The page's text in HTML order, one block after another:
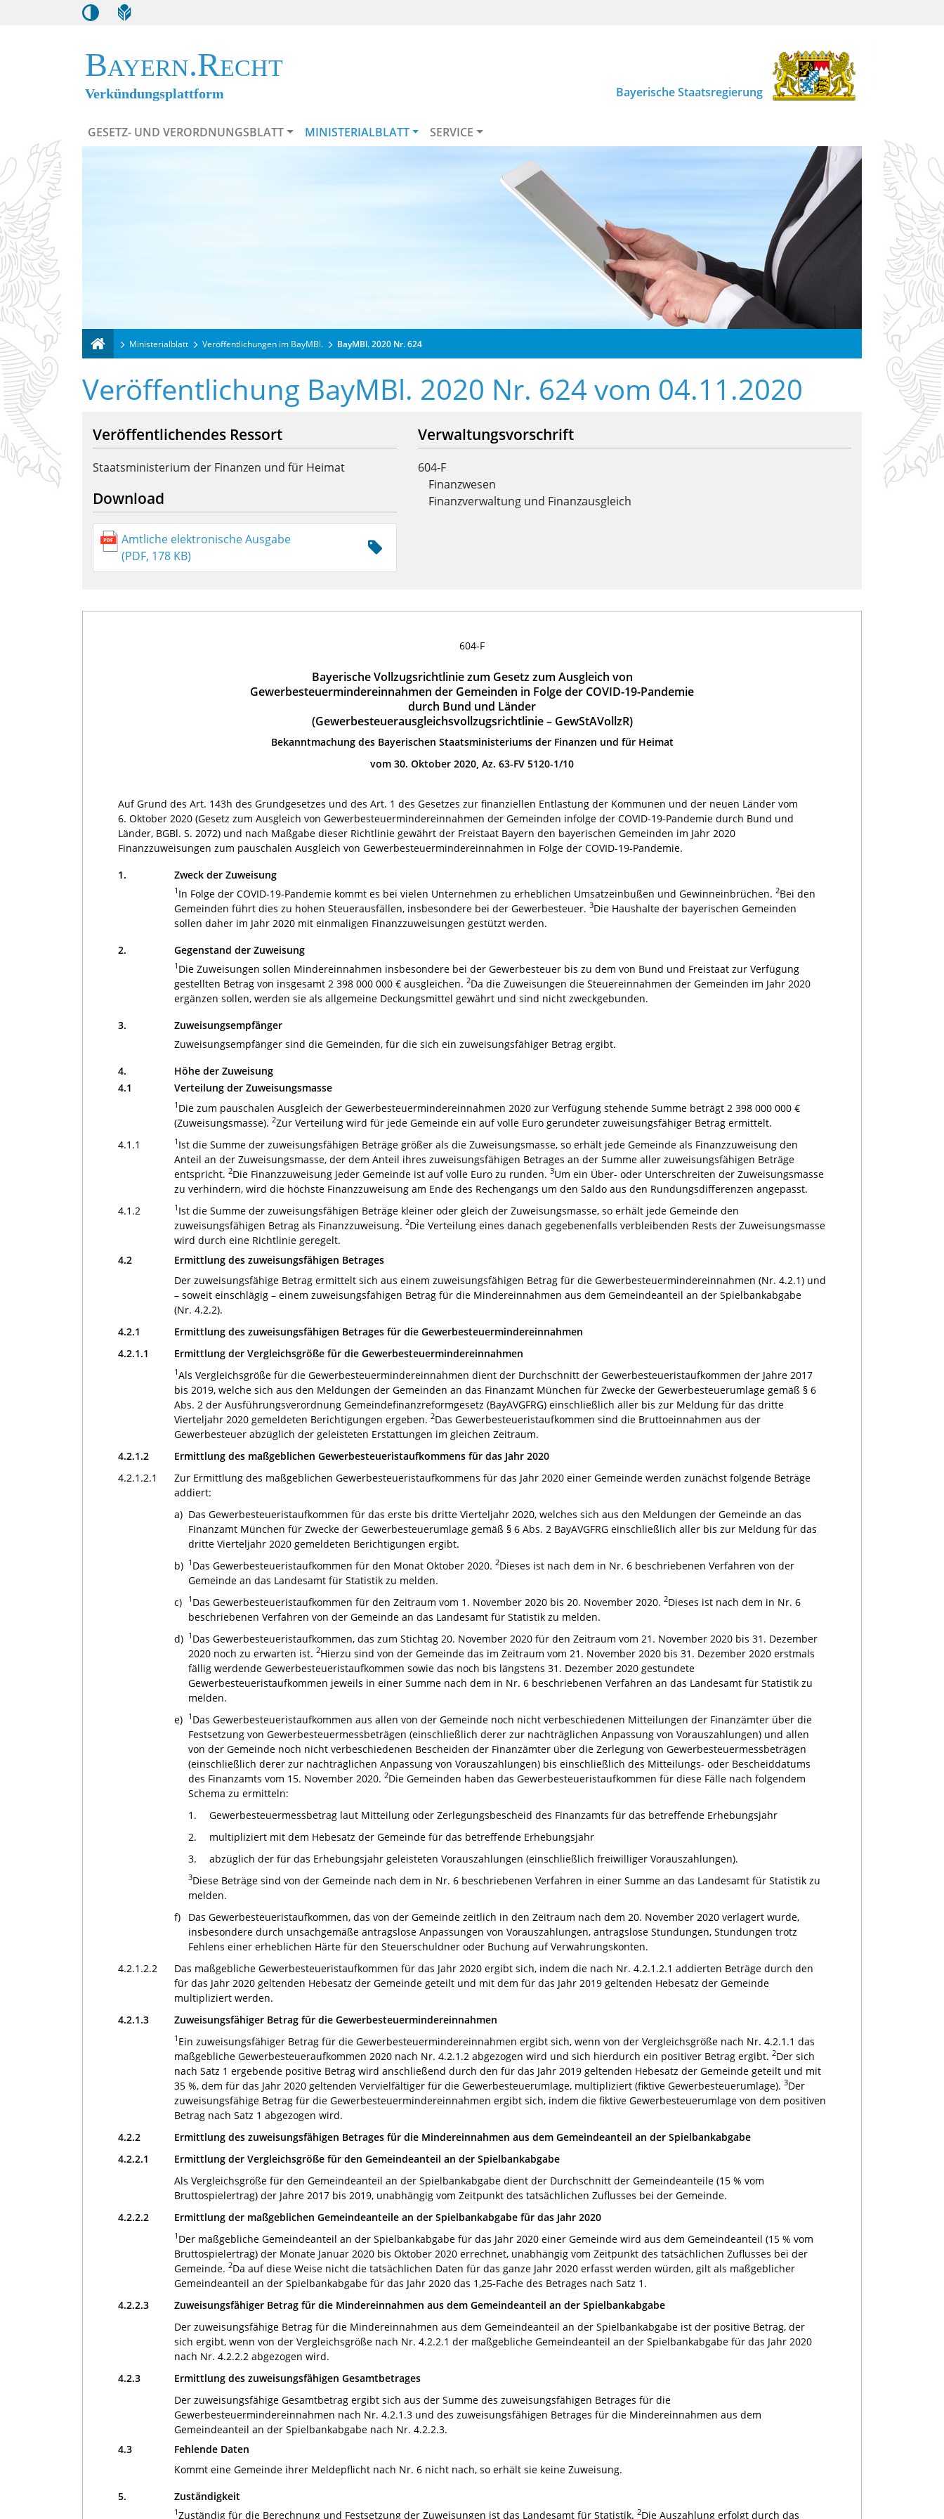
Bayern.Recht
Verkündungsplattform Bayerische Staatsregierung
GESETZ- UND VERORDNUNGSBLATT MINISTERIALBLATT SERVICE
Ministerialblatt Veröffentlichungen im BayMBl. BayMBl. 2020 Nr. 624
Veröffentlichung BayMBl. 2020 Nr. 624 vom 04.11.2020
Veröffentlichendes Ressort
Staatsministerium der Finanzen und für Heimat
Download
Amtliche elektronische Ausgabe
(PDF, 178 KB)
Verwaltungsvorschrift
604-F
Finanzwesen
Finanzverwaltung und Finanzausgleich
604-F
Bayerische Vollzugsrichtlinie zum Gesetz zum Ausgleich von
Gewerbesteuermindereinnahmen der Gemeinden in Folge der COVID-19-Pandemie
durch Bund und Länder
(Gewerbesteuerausgleichsvollzugsrichtlinie – GewStAVollzR)
Bekanntmachung des Bayerischen Staatsministeriums der Finanzen und für Heimat
vom 30. Oktober 2020, Az. 63-FV 5120-1/10
Auf Grund des Art. 143h des Grundgesetzes und des Art. 1 des Gesetzes zur finanziellen Entlastung der Kommunen und der neuen Länder vom
6. Oktober 2020 (Gesetz zum Ausgleich von Gewerbesteuermindereinnahmen der Gemeinden infolge der COVID-19-Pandemie durch Bund und
Länder, BGBl. S. 2072) und nach Maßgabe dieser Richtlinie gewährt der Freistaat Bayern den bayerischen Gemeinden im Jahr 2020
Finanzzuweisungen zum pauschalen Ausgleich von Gewerbesteuermindereinnahmen in Folge der COVID-19-Pandemie.
1.
Zweck der Zuweisung
1 In Folge der COVID-19-Pandemie kommt es bei vielen Unternehmen zu erheblichen Umsatzeinbußen und Gewinneinbrüchen. 2Bei den
Gemeinden führt dies zu hohen Steuerausfällen, insbesondere bei der Gewerbesteuer. 3Die Haushalte der bayerischen Gemeinden
sollen daher im Jahr 2020 mit einmaligen Finanzzuweisungen gestützt werden.
2.
Gegenstand der Zuweisung
1 Die Zuweisungen sollen Mindereinnahmen insbesondere bei der Gewerbesteuer bis zu dem von Bund und Freistaat zur Verfügung
gestellten Betrag von insgesamt 2 398 000 000 € ausgleichen. 2Da die Zuweisungen die Steuereinnahmen der Gemeinden im Jahr 2020
ergänzen sollen, werden sie als allgemeine Deckungsmittel gewährt und sind nicht zweckgebunden.
3.
Zuweisungsempfänger
Zuweisungsempfänger sind die Gemeinden, für die sich ein zuweisungsfähiger Betrag ergibt.
4.
Höhe der Zuweisung
4.1
Verteilung der Zuweisungsmasse
1 Die zum pauschalen Ausgleich der Gewerbesteuermindereinnahmen 2020 zur Verfügung stehende Summe beträgt 2 398 000 000 €
(Zuweisungsmasse). 2Zur Verteilung wird für jede Gemeinde ein auf volle Euro gerundeter zuweisungsfähiger Betrag ermittelt.
4.1.1
1 Ist die Summe der zuweisungsfähigen Beträge größer als die Zuweisungsmasse, so erhält jede Gemeinde als Finanzzuweisung den
Anteil an der Zuweisungsmasse, der dem Anteil ihres zuweisungsfähigen Betrages an der Summe aller zuweisungsfähigen Beträge
entspricht. 2Die Finanzzuweisung jeder Gemeinde ist auf volle Euro zu runden. 3Um ein Über- oder Unterschreiten der Zuweisungsmasse
zu verhindern, wird die höchste Finanzzuweisung am Ende des Rechengangs um den Saldo aus den Rundungsdifferenzen angepasst.
4.1.2
1 Ist die Summe der zuweisungsfähigen Beträge kleiner oder gleich der Zuweisungsmasse, so erhält jede Gemeinde den
zuweisungsfähigen Betrag als Finanzzuweisung. 2Die Verteilung eines danach gegebenenfalls verbleibenden Rests der Zuweisungsmasse
wird durch eine Richtlinie geregelt.
4.2
Ermittlung des zuweisungsfähigen Betrages
Der zuweisungsfähige Betrag ermittelt sich aus einem zuweisungsfähigen Betrag für die Gewerbesteuermindereinnahmen (Nr. 4.2.1) und
– soweit einschlägig – einem zuweisungsfähigen Betrag für die Mindereinnahmen aus dem Gemeindeanteil an der Spielbankabgabe
(Nr. 4.2.2).
4.2.1
Ermittlung des zuweisungsfähigen Betrages für die Gewerbesteuermindereinnahmen
4.2.1.1
Ermittlung der Vergleichsgröße für die Gewerbesteuermindereinnahmen
1Als Vergleichsgröße für die Gewerbesteuermindereinnahmen dient der Durchschnitt der Gewerbesteueristaufkommen der Jahre 2017
bis 2019, welche sich aus den Meldungen der Gemeinden an das Finanzamt München für Zwecke der Gewerbesteuerumlage gemäß § 6
Abs. 2 der Ausführungsverordnung Gemeindefinanzreformgesetz (BayAVGFRG) einschließlich aller bis zur Meldung für das dritte
Vierteljahr 2020 gemeldeten Berichtigungen ergeben. 2Das Gewerbesteueristaufkommen sind die Bruttoeinnahmen aus der
Gewerbesteuer abzüglich der geleisteten Erstattungen im gleichen Zeitraum.
4.2.1.2
Ermittlung des maßgeblichen Gewerbesteueristaufkommens für das Jahr 2020
4.2.1.2.1
Zur Ermittlung des maßgeblichen Gewerbesteueristaufkommens für das Jahr 2020 einer Gemeinde werden zunächst folgende Beträge
addiert:
a) Das Gewerbesteueristaufkommen für das erste bis dritte Vierteljahr 2020, welches sich aus den Meldungen der Gemeinde an das
Finanzamt München für Zwecke der Gewerbesteuerumlage gemäß § 6 Abs. 2 BayAVGFRG einschließlich aller bis zur Meldung für das
dritte Vierteljahr 2020 gemeldeten Berichtigungen ergibt.
b) 1 Das Gewerbesteueristaufkommen für den Monat Oktober 2020. 2Dieses ist nach dem in Nr. 6 beschriebenen Verfahren von der
Gemeinde an das Landesamt für Statistik zu melden.
c)
1 Das Gewerbesteueristaufkommen für den Zeitraum vom 1. November 2020 bis 20. November 2020. 2Dieses ist nach dem in Nr. 6
beschriebenen Verfahren von der Gemeinde an das Landesamt für Statistik zu melden.
d) 1 Das Gewerbesteueristaufkommen, das zum Stichtag 20. November 2020 für den Zeitraum vom 21. November 2020 bis 31. Dezember
2020 noch zu erwarten ist. 2Hierzu sind von der Gemeinde das im Zeitraum vom 21. November 2020 bis 31. Dezember 2020 erstmals
fällig werdende Gewerbesteueristaufkommen sowie das noch bis längstens 31. Dezember 2020 gestundete
Gewerbesteueristaufkommen jeweils in einer Summe nach dem in Nr. 6 beschriebenen Verfahren an das Landesamt für Statistik zu
melden.
e)
1 Das Gewerbesteueristaufkommen aus allen von der Gemeinde noch nicht verbeschiedenen Mitteilungen der Finanzämter über die
Festsetzung von Gewerbesteuermessbeträgen (einschließlich derer zur nachträglichen Anpassung von Vorauszahlungen) und allen
von der Gemeinde noch nicht verbeschiedenen Bescheiden der Finanzämter über die Zerlegung von Gewerbesteuermessbeträgen
(einschließlich derer zur nachträglichen Anpassung von Vorauszahlungen) bis einschließlich des Mitteilungs- oder Bescheiddatums
des Finanzamts vom 15. November 2020. 2Die Gemeinden haben das Gewerbesteueristaufkommen für diese Fälle nach folgendem
Schema zu ermitteln:
1.
Gewerbesteuermessbetrag laut Mitteilung oder Zerlegungsbescheid des Finanzamts für das betreffende Erhebungsjahr
2.
multipliziert mit dem Hebesatz der Gemeinde für das betreffende Erhebungsjahr
3.
abzüglich der für das Erhebungsjahr geleisteten Vorauszahlungen (einschließlich freiwilliger Vorauszahlungen).
3Diese Beträge sind von der Gemeinde nach dem in Nr. 6 beschriebenen Verfahren in einer Summe an das Landesamt für Statistik zu
melden.
f)
Das Gewerbesteueristaufkommen, das von der Gemeinde zeitlich in den Zeitraum nach dem 20. November 2020 verlagert wurde,
insbesondere durch unsachgemäße antragslose Anpassungen von Vorauszahlungen, antragslose Stundungen, Stundungen trotz
Fehlens einer erheblichen Härte für den Steuerschuldner oder Buchung auf Verwahrungskonten.
4.2.1.2.2
Das maßgebliche Gewerbesteueristaufkommen für das Jahr 2020 ergibt sich, indem die nach Nr. 4.2.1.2.1 addierten Beträge durch den
für das Jahr 2020 geltenden Hebesatz der Gemeinde geteilt und mit dem für das Jahr 2019 geltenden Hebesatz der Gemeinde
multipliziert werden.
4.2.1.3
Zuweisungsfähiger Betrag für die Gewerbesteuermindereinnahmen
1 Ein zuweisungsfähiger Betrag für die Gewerbesteuermindereinnahmen ergibt sich, wenn von der Vergleichsgröße nach Nr. 4.2.1.1 das
maßgebliche Gewerbesteueraufkommen 2020 nach Nr. 4.2.1.2 abgezogen wird und sich hierdurch ein positiver Betrag ergibt. 2Der sich
nach Satz 1 ergebende positive Betrag wird anschließend durch den für das Jahr 2019 geltenden Hebesatz der Gemeinde geteilt und mit
35 %, dem für das Jahr 2020 geltenden Vervielfältiger für die Gewerbesteuerumlage, multipliziert (fiktive Gewerbesteuerumlage). 3Der
zuweisungsfähige Betrag für die Gewerbesteuermindereinnahmen ergibt sich, indem die fiktive Gewerbesteuerumlage von dem positiven
Betrag nach Satz 1 abgezogen wird.
4.2.2
Ermittlung des zuweisungsfähigen Betrages für die Mindereinnahmen aus dem Gemeindeanteil an der Spielbankabgabe
4.2.2.1
Ermittlung der Vergleichsgröße für den Gemeindeanteil an der Spielbankabgabe
Als Vergleichsgröße für den Gemeindeanteil an der Spielbankabgabe dient der Durchschnitt der Gemeindeanteile (15 % vom
Bruttospielertrag) der Jahre 2017 bis 2019, unabhängig vom Zeitpunkt des tatsächlichen Zuflusses bei der Gemeinde.
4.2.2.2
Ermittlung der maßgeblichen Gemeindeanteile an der Spielbankabgabe für das Jahr 2020
1 Der maßgebliche Gemeindeanteil an der Spielbankabgabe für das Jahr 2020 einer Gemeinde wird aus dem Gemeindeanteil (15 % vom
Bruttospielertrag) der Monate Januar 2020 bis Oktober 2020 errechnet, unabhängig vom Zeitpunkt des tatsächlichen Zuflusses bei der
Gemeinde. 2Da auf diese Weise nicht die tatsächlichen Daten für das ganze Jahr 2020 erfasst werden würden, gilt als maßgeblicher
Gemeindeanteil an der Spielbankabgabe für das Jahr 2020 das 1,25-Fache des Betrages nach Satz 1.
4.2.2.3
Zuweisungsfähiger Betrag für die Mindereinnahmen aus dem Gemeindeanteil an der Spielbankabgabe
Der zuweisungsfähige Betrag für die Mindereinnahmen aus dem Gemeindeanteil an der Spielbankabgabe ist der positive Betrag, der
sich ergibt, wenn von der Vergleichsgröße nach Nr. 4.2.2.1 der maßgebliche Gemeindeanteil an der Spielbankabgabe für das Jahr 2020
nach Nr. 4.2.2.2 abgezogen wird.
4.2.3
Ermittlung des zuweisungsfähigen Gesamtbetrages
Der zuweisungsfähige Gesamtbetrag ergibt sich aus der Summe des zuweisungsfähigen Betrages für die
Gewerbesteuermindereinnahmen nach Nr. 4.2.1.3 und des zuweisungsfähigen Betrages für die Mindereinnahmen aus dem
Gemeindeanteil an der Spielbankabgabe nach Nr. 4.2.2.3.
4.3
Fehlende Daten
Kommt eine Gemeinde ihrer Meldepflicht nach Nr. 6 nicht nach, so erhält sie keine Zuweisung.
5.
Zuständigkeit
1Zuständig für die Berechnung und Festsetzung der Zuweisungen ist das Landesamt für Statistik. 2Die Auszahlung erfolgt durch das